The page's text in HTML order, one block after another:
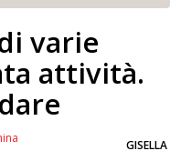
varie
attività.
GISELLA